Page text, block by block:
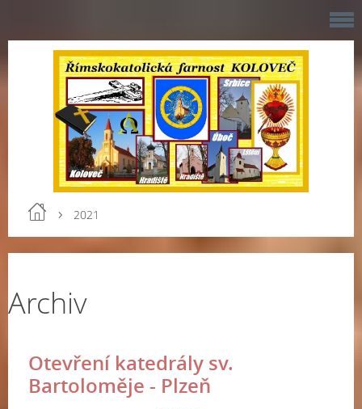
2021
Archiv
Otevření katedrály sv.
Bartoloměje - Plzeň